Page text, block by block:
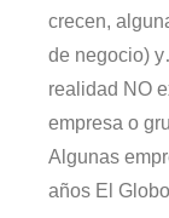
crecen,
de negocio)
realidad NO
empresa o
Algunas
años El